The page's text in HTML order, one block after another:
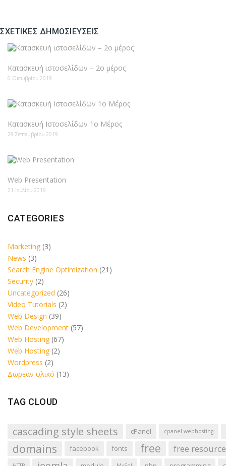
ΣΧΕΤΙΚΈΣ ΔΗΜΟΣΙΕΎΣΕΙΣ
Κατασκευή ιστοσελίδων – 2ο μέρος
6 Οκτωβρίου 2019
Κατασκευή Ιστοσελίδων 1ο Μέρος
28 Σεπτεμβρίου 2019
Web Presentation
21 Ιουλίου 2019
CATEGORIES
Marketing (3)
News (3)
Search Engine Optimization (21)
Security (2)
Uncategorized (26)
Video Tutorials (2)
Web Design (39)
Web Development (57)
Web Hosting (67)
Web Hosting (2)
Wordpress (2)
Δωρεάν υλικό (13)
TAG CLOUD
cascading style sheets cPanel cpanel webhosting
domains facebook fonts free free